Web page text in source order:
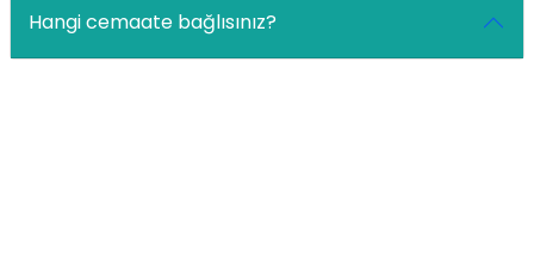
Hangi cemaate bağlısınız?